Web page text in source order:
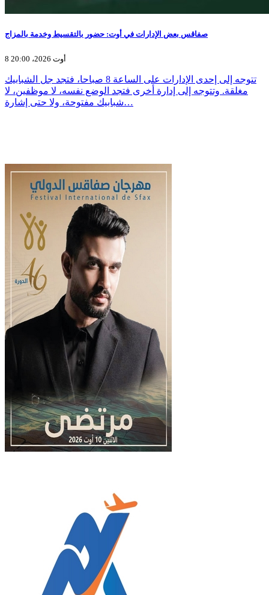
صفاقس بعض الإدارات في أوت: حضور بالتقسيط وخدمة بالمزاج
8 أوت 2026، 20:00
تتوجه إلى إحدى الإدارات على الساعة 8 صباحا، فتجد جل الشبابيك
مغلقة. وتتوجه إلى إدارة أخرى فتجد الوضع نفسه، لا موظفين، لا
شبابيك مفتوحة، ولا حتى إشارة…